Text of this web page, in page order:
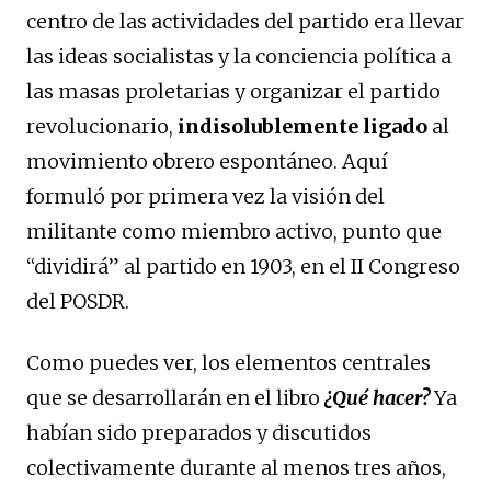
centro de las actividades del partido era llevar
las ideas socialistas y la conciencia política a
las masas proletarias y organizar el partido
revolucionario, indisolublemente ligado al
movimiento obrero espontáneo. Aquí
formuló por primera vez la visión del
militante como miembro activo, punto que
“dividirá” al partido en 1903, en el II Congreso
del POSDR.
Como puedes ver, los elementos centrales
que se desarrollarán en el libro¿Qué hacer?Ya
habían sido preparados y discutidos
colectivamente durante al menos tres años,